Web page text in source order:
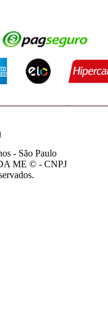
- São Paulo
ME © - CNPJ